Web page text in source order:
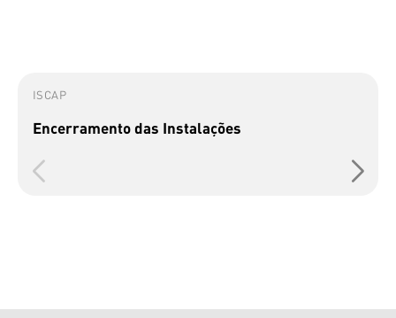
ISCAP
Encerramento das Instalações